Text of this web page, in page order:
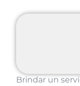
Brindar un